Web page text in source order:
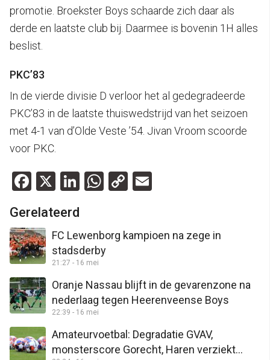
promotie. Broekster Boys schaarde zich daar als
derde en laatste club bij. Daarmee is bovenin 1H alles
beslist.
PKC’83
In de vierde divisie D verloor het al gedegradeerde
PKC’83 in de laatste thuiswedstrijd van het seizoen
met 4-1 van d’Olde Veste ’54. Jivan Vroom scoorde
voor PKC.
Facebook
X LinkedIn
WhatsApp
Copy
Gerelateerd
FC Lewenborg kampioen na zege in
stadsderby
21:27 - 16 mei
Oranje Nassau blijft in de gevarenzone na
nederlaag tegen Heerenveense Boys
22:39 - 16 mei
Amateurvoetbal: Degradatie GVAV,
monsterscore Gorecht, Haren verziekt